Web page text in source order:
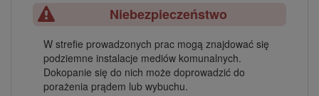
Niebezpieczeństwo
W strefie prowadzonych prac mogą znajdować się
podziemne instalacje mediów komunalnych.
Dokopanie się do nich może doprowadzić do
porażenia prądem lub wybuchu.